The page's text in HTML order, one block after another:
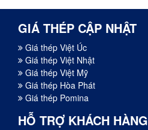
GIÁ THÉP CẬP NHẬT
Giá thép Việt Úc
Giá thép Việt Nhật
Giá thép Việt Mỹ
Giá thép Hòa Phát
Giá thép Pomina
HỖ TRỢ KHÁCH HÀNG